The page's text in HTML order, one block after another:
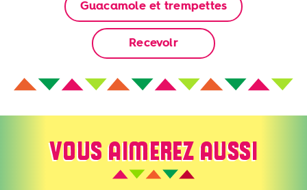
Guacamole et trempettes
Recevoir
VOUS AIMEREZ AUSSI